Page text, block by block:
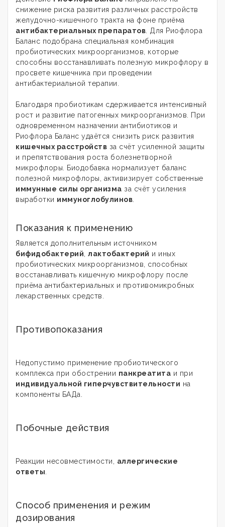
снижение риска развития различных расстройств
желудочно-кишечного тракта на фоне приёма
антибактериальных препаратов . Для Риофлора
Баланс подобрана специальная комбинация
пробиотических микроорганизмов, которые
способны восстанавливать полезную микрофлору в
просвете кишечника при проведении
антибактериальной терапии.
Благодаря пробиотикам сдерживается интенсивный
рост и развитие патогенных микроорганизмов. При
одновременном назначении антибиотиков и
Риофлора Баланс удаётся снизить риск развития
кишечных расстройств за счёт усиленной защиты
и препятствования роста болезнетворной
микрофлоры. Биодобавка нормализует баланс
полезной микрофлоры, активизирует собственные
иммунные силы организма за счёт усиления
выработки иммуноглобулинов
Показания к применению
Является дополнительным источником
бифидобактерий лактобактерий и иных
пробиотических микроорганизмов, способных
восстанавливать кишечную микрофлору после
приёма антибактериальных и противомикробных
лекарственных средств.
Противопоказания
Недопустимо применение пробиотического
комплекса при обострении панкреатита и при
индивидуальной гиперчувствительности на
компоненты БАДа.
Побочные действия
Реакции несовместимости, аллергические
ответы
Способ применения и режим
дозирования